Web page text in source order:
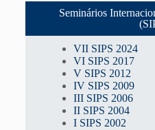
Seminários
VII SIPS 2024
VI SIPS 2017
V SIPS 2012
IV SIPS 2009
III SIPS 2006
II SIPS 2004
I SIPS 2002